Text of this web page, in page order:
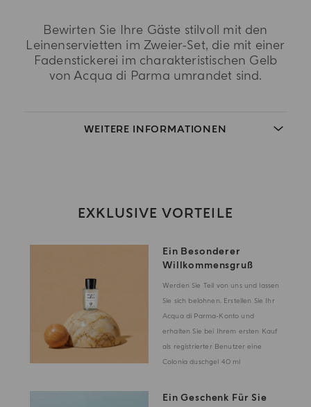
Bewirten Sie Ihre Gäste stilvoll mit den
Leinenservietten im Zweier-Set, die mit einer
Fadenstickerei im charakteristischen Gelb
von Acqua di Parma umrandet sind.
WEITERE INFORMATIONEN
EXKLUSIVE VORTEILE
Ein Besonderer
Willkommensgruß
Werden Sie Teil von uns und lassen
Sie sich belohnen. Erstellen Sie Ihr
Acqua di Parma-Konto und
erhalten Sie bei Ihrem ersten Kauf
als registrierter Benutzer eine
Colonia duschgel 40 ml
Ein Geschenk Für Sie